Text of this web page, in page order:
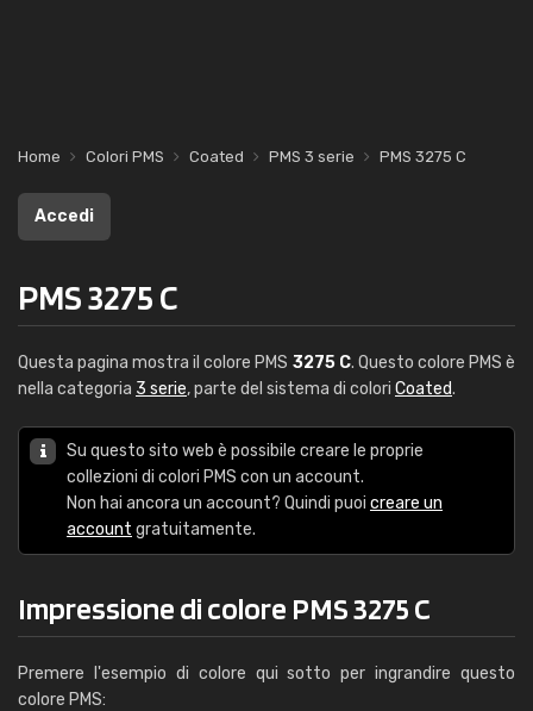
Home Colori PMS Coated PMS 3 serie PMS 3275 C
Accedi
PMS 3275 C
Questa pagina mostra il colore PMS 3275 C. Questo colore PMS è
nella categoria 3 serie, parte del sistema di colori Coated.
Su questo sito web è possibile creare le proprie
collezioni di colori PMS con un account.
Non hai ancora un account? Quindi puoi creare un
account gratuitamente.
Impressione di colore PMS 3275 C
Premere l'esempio di colore qui sotto per ingrandire questo
colore PMS: